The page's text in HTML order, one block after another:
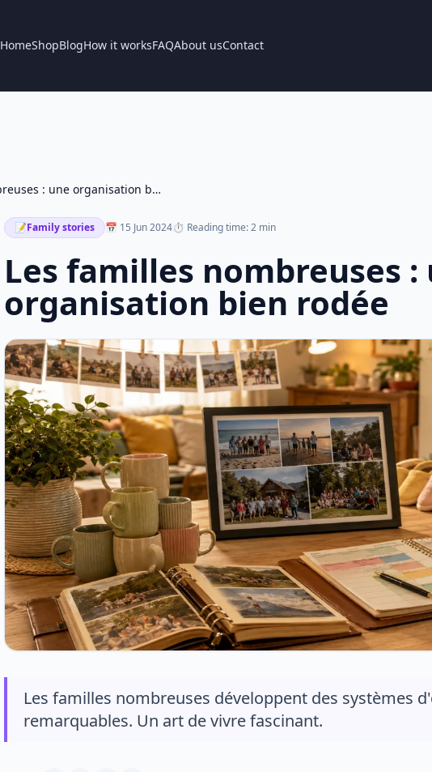
HomeShopBlogHow it worksFAQAbout usContact
Les familles nombreuses : une organisation bien rodée
📝Family stories 📅 15 Jun 2024⏱ Reading time: 2 min
Les familles nombreuses :
organisation bien rodée
Les familles nombreuses développent des systèmes
remarquables. Un art de vivre fascinant.